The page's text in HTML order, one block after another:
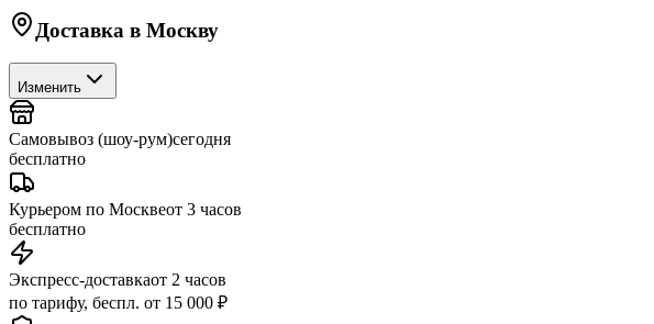
Доставка в Москву
Изменить
Самовывоз (шоу-рум)сегодня
бесплатно
Курьером по Москвеот 3 часов
бесплатно
Экспресс-доставкаот 2 часов
по тарифу, беспл. от 15 000 ₽